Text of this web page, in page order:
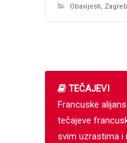
Obavijesti, Zagreb
TEČAJEVI
Francuske
tečajeve
svim uzrastima i